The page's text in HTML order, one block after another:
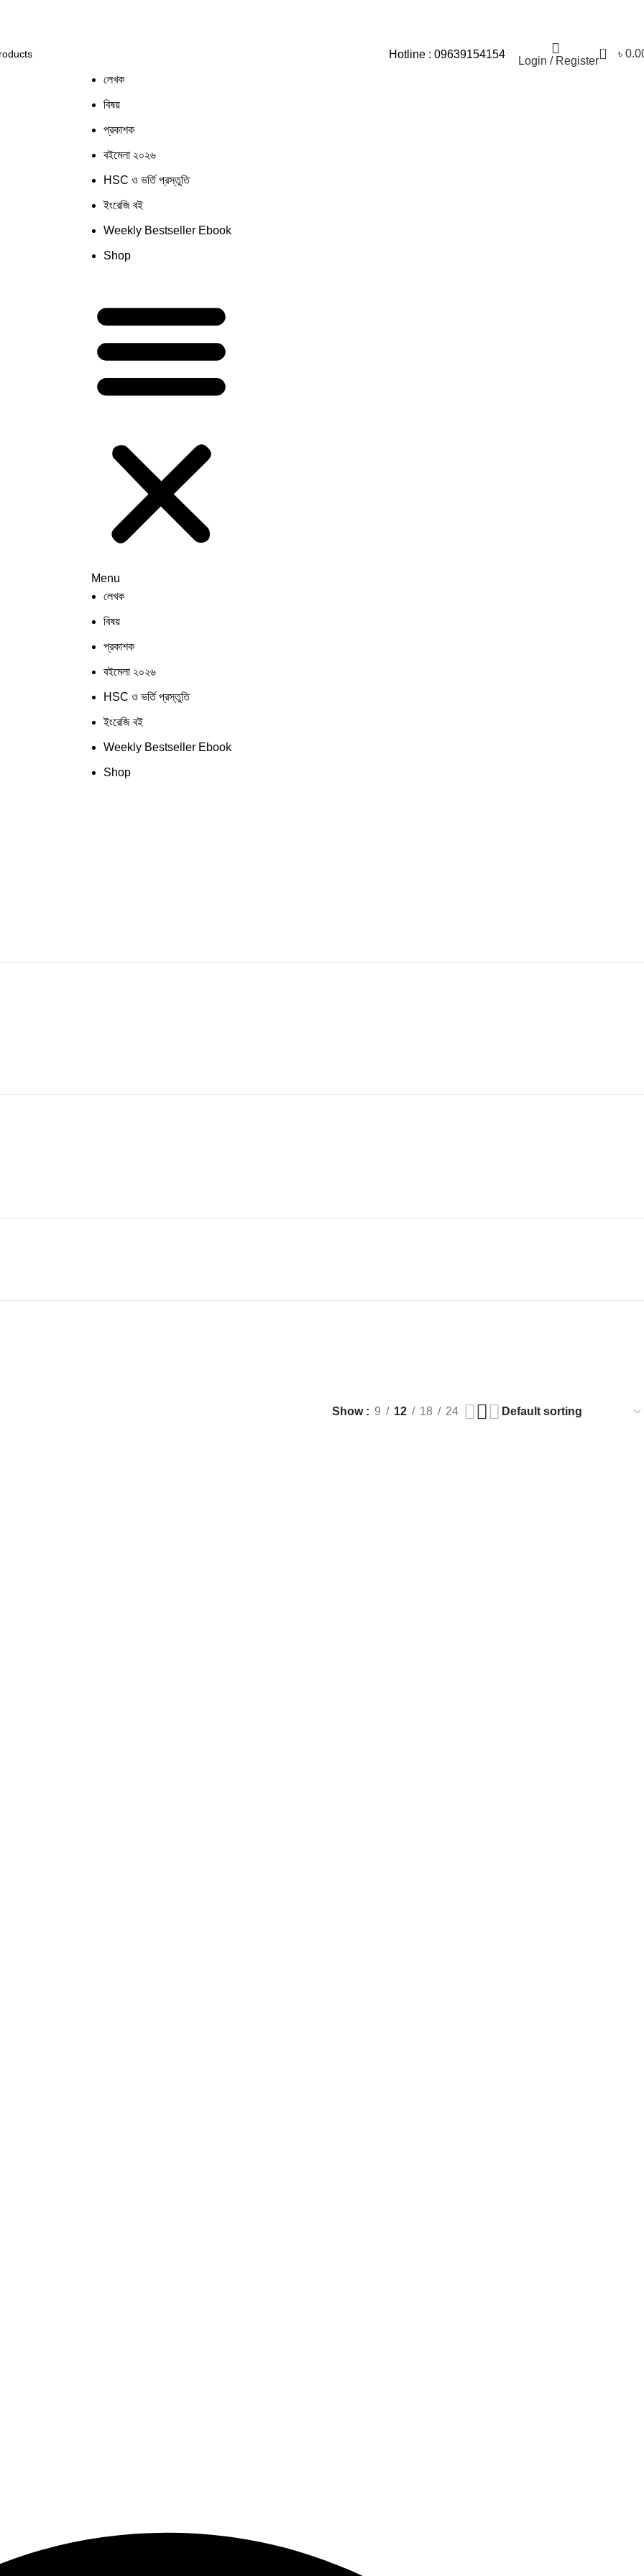
Hotline : 09639154154
Login / Register
0 ৳
লেখক
বিষয়
প্রকাশক
বইমেলা ২০২৬
HSC ও ভর্তি প্রস্তুতি
ইংরেজি বই
Weekly Bestseller Ebook
Shop
Menu
লেখক
বিষয়
প্রকাশক
বইমেলা ২০২৬
HSC ও ভর্তি প্রস্তুতি
ইংরেজি বই
Weekly Bestseller Ebook
Shop
Show 9 12 18 24